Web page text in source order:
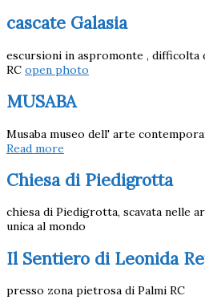
cascate Galasia
escursioni in aspromonte ,
RC open photo
MUSABA
Musaba museo dell' arte
Read more
Chiesa di Piedigrotta
chiesa di Piedigrotta, scavata nelle
unica al mondo
Il Sentiero di Leonida
presso zona pietrosa di Palmi RC